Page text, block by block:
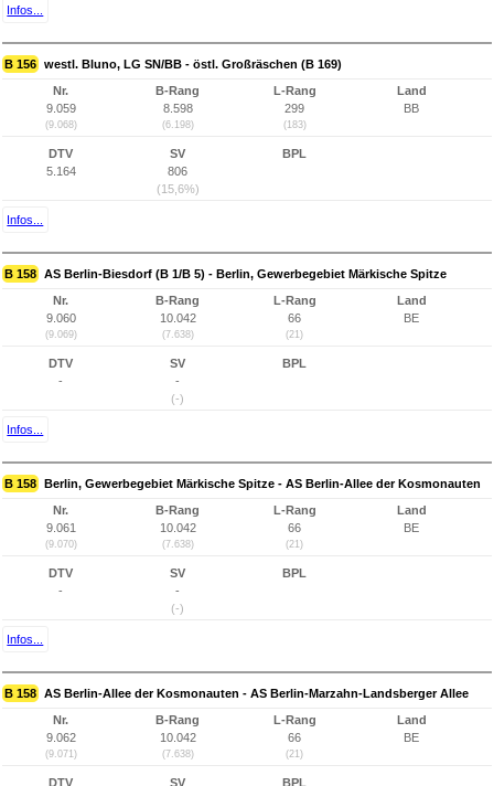
Infos...
B 156 westl. Bluno, LG SN/BB - östl. Großräschen (B 169)
Nr.
9.059
(9.068)
B-Rang
8.598
(6.198)
L-Rang
299
(183)
Land
BB
DTV
5.164
SV
806
(15,6%)
BPL
Infos...
B 158 AS Berlin-Biesdorf (B 1/B 5) - Berlin, Gewerbegebiet Märkische Spitze
Nr.
9.060
(9.069)
B-Rang
10.042
(7.638)
L-Rang
66
(21)
Land
BE
DTV
-
SV
-
(-)
BPL
Infos...
B 158 Berlin, Gewerbegebiet Märkische Spitze - AS Berlin-Allee der Kosmonauten
Nr.
9.061
(9.070)
B-Rang
10.042
(7.638)
L-Rang
66
(21)
Land
BE
DTV
-
SV
-
(-)
BPL
Infos...
B 158 AS Berlin-Allee der Kosmonauten - AS Berlin-Marzahn-Landsberger Allee
Nr.
9.062
(9.071)
B-Rang
10.042
(7.638)
L-Rang
66
(21)
Land
BE
DTV
SV
BPL